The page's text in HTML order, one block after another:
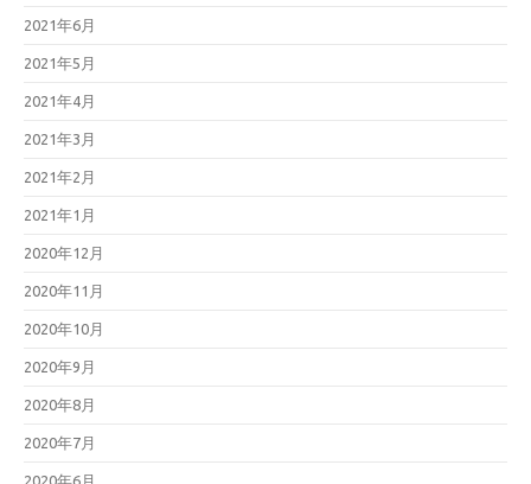
2021年6月
2021年5月
2021年4月
2021年3月
2021年2月
2021年1月
2020年12月
2020年11月
2020年10月
2020年9月
2020年8月
2020年7月